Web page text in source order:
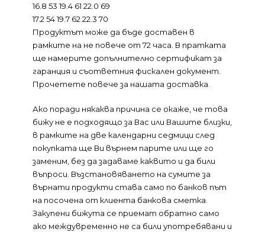
16.8 53 19.4 61 22.0 69
17.2 54 19.7 62 22.3 70
Продуктът може да бъде доставен в
рамките на не повече от 72 часа. В пратката
ще намерите допълнително сертификат за
гаранция и съответния фискален документ.
Прочетете повече за нашата доставка.
Ако поради някаква причина се окаже, че това
бижу не е подходящо за Вас или Вашите близки,
в рамките на две календарни седмици след
покупката ще Ви върнем парите или ще го
заменим, без да задаваме каквито и да били
въпроси. Възстановяването на сумите за
върнати продукти става само по банков път
на посочена от клиента банкова сметка.
Закупени бижута се приемат обратно само
ако междувременно не са били употребявани и